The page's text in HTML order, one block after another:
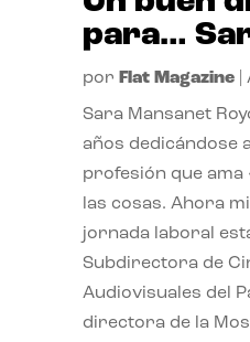
para…
por Flat Magazine|
Sara Mansanet
años dedicándose
profesión que ama
las cosas. Ahora
jornada laboral
Subdirectora de
Audiovisuales del
directora de la